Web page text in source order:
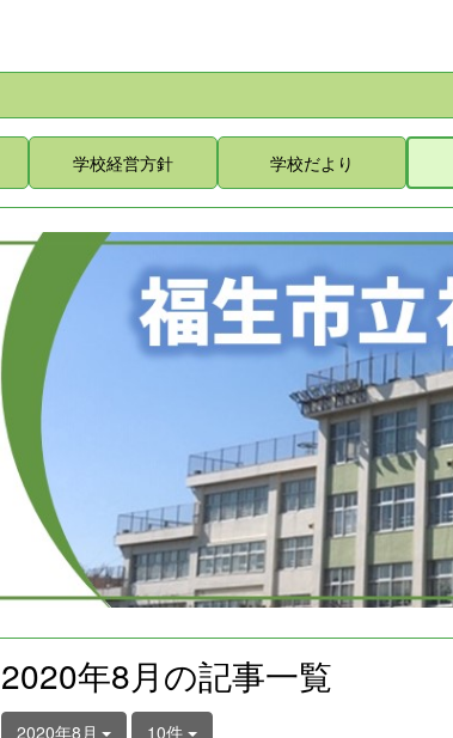
学校経営方針 学校だより
2020年8月の記事一覧
2020年8月 10件